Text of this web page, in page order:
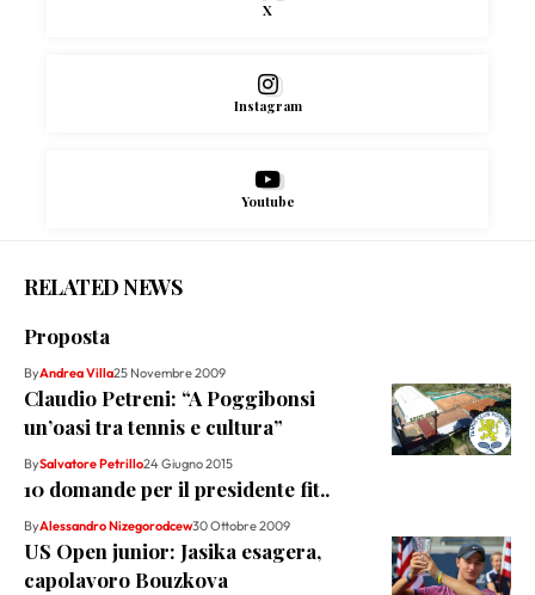
X
Instagram
Youtube
RELATED NEWS
Proposta
ByAndrea Villa25 Novembre 2009
Claudio Petreni: “A Poggibonsi
un’oasi tra tennis e cultura”
BySalvatore Petrillo24 Giugno 2015
10 domande per il presidente fit..
ByAlessandro Nizegorodcew30 Ottobre 2009
US Open junior: Jasika esagera,
capolavoro Bouzkova